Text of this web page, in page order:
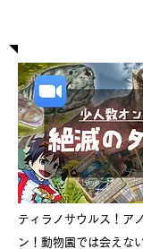
ティラノサウルス！ア
ン！動物園では会えな